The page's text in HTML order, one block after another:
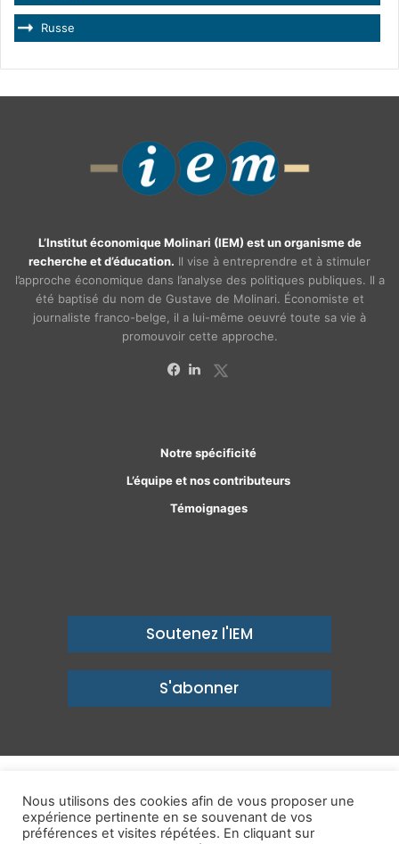
Russe
L’Institut économique Molinari (IEM) est un organisme de
recherche et d’éducation. Il vise à entreprendre et à stimuler
l’approche économique dans l’analyse des politiques publiques. Il a
été baptisé du nom de Gustave de Molinari. Économiste et
journaliste franco-belge, il a lui-même oeuvré toute sa vie à
promouvoir cette approche.
Notre spécificité
L’équipe et nos contributeurs
Témoignages
Soutenez l'IEM
S'abonner
un avenir prospère
Nous utilisons des cookies afin de vous proposer une
expérience pertinente en se souvenant de vos
préférences et visites répétées. En cliquant sur